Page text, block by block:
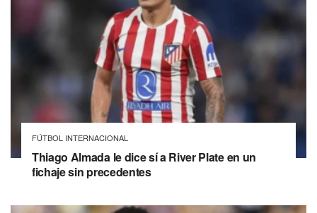
FÚTBOL INTERNACIONAL
Thiago Almada le dice sí a River Plate en un
fichaje sin precedentes